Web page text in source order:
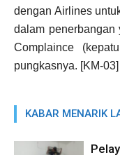
dengan Airlines
dalam penerbangan
Complaince
pungkasnya. [KM-03]
KABAR MENARIK